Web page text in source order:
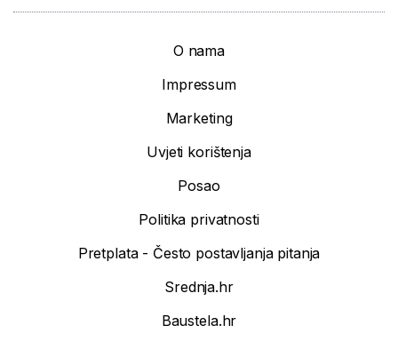
O nama
Impressum
Marketing
Uvjeti korištenja
Posao
Politika privatnosti
Pretplata - Često postavljanja pitanja
Srednja.hr
Baustela.hr